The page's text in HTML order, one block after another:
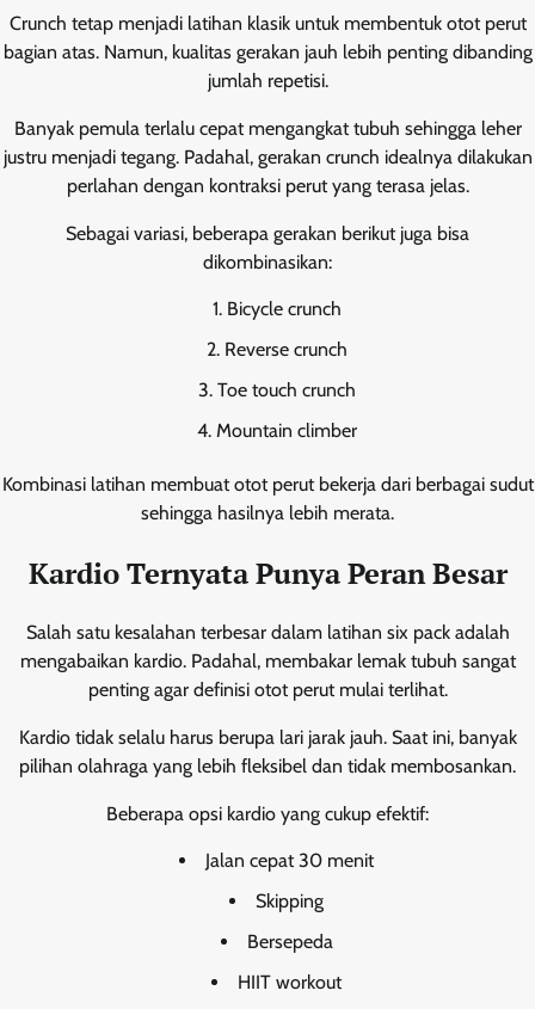
Crunch tetap menjadi latihan klasik untuk membentuk otot perut
bagian atas. Namun, kualitas gerakan jauh lebih penting dibanding
jumlah repetisi.
Banyak pemula terlalu cepat mengangkat tubuh sehingga leher
justru menjadi tegang. Padahal, gerakan crunch idealnya dilakukan
perlahan dengan kontraksi perut yang terasa jelas.
Sebagai variasi, beberapa gerakan berikut juga bisa
dikombinasikan:
Bicycle crunch
Reverse crunch
Toe touch crunch
Mountain climber
Kombinasi latihan membuat otot perut bekerja dari berbagai sudut
sehingga hasilnya lebih merata.
Kardio Ternyata Punya Peran Besar
Salah satu kesalahan terbesar dalam latihan six pack adalah
mengabaikan kardio. Padahal, membakar lemak tubuh sangat
penting agar definisi otot perut mulai terlihat.
Kardio tidak selalu harus berupa lari jarak jauh. Saat ini, banyak
pilihan olahraga yang lebih fleksibel dan tidak membosankan.
Beberapa opsi kardio yang cukup efektif:
Jalan cepat 30 menit
Skipping
Bersepeda
HIIT workout